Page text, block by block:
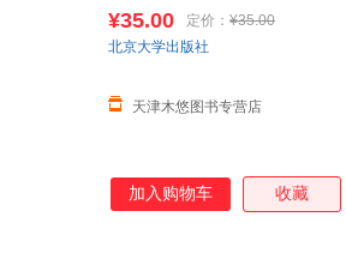
¥35.00 定价： ¥35.00
天津木悠图书专营店
北京大学出版社
加入购物车 收藏